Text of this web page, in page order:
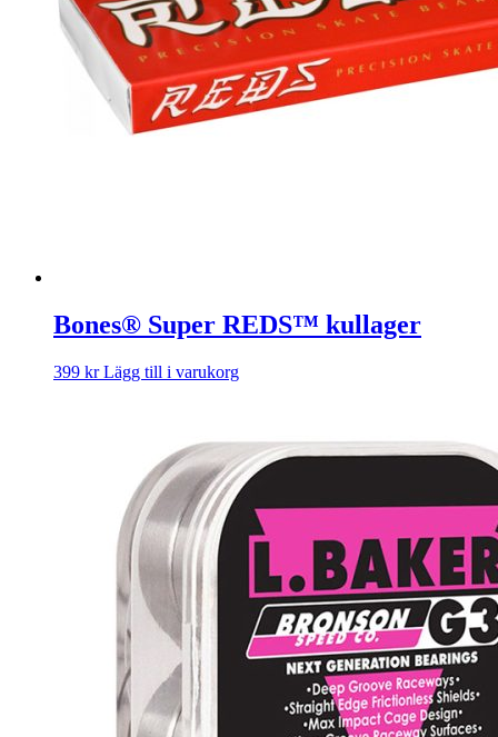
Bones® Super REDS™ kullager
399 kr Lägg till i varukorg